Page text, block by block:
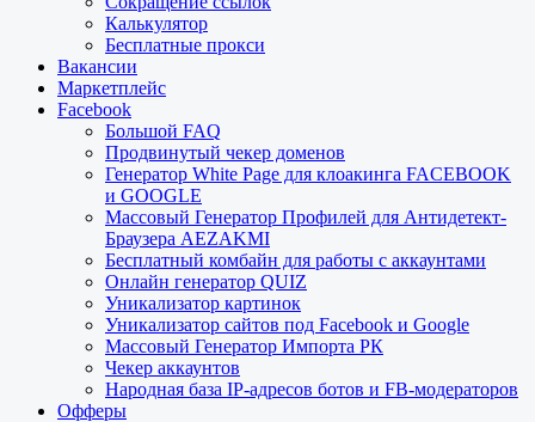
Калькулятор
Бесплатные прокси
Вакансии
Маркетплейс
Facebook
Большой FAQ
Продвинутый чекер доменов
Генератор White Page для клоакинга FACEBOOK
и GOOGLE
Массовый Генератор Профилей для Антидетект-
Браузера AEZAKMI
Бесплатный комбайн для работы с аккаунтами
Онлайн генератор QUIZ
Уникализатор картинок
Уникализатор сайтов под Facebook и Google
Массовый Генератор Импорта РК
Чекер аккаунтов
Народная база IP-адресов ботов и FB-модераторов
Офферы